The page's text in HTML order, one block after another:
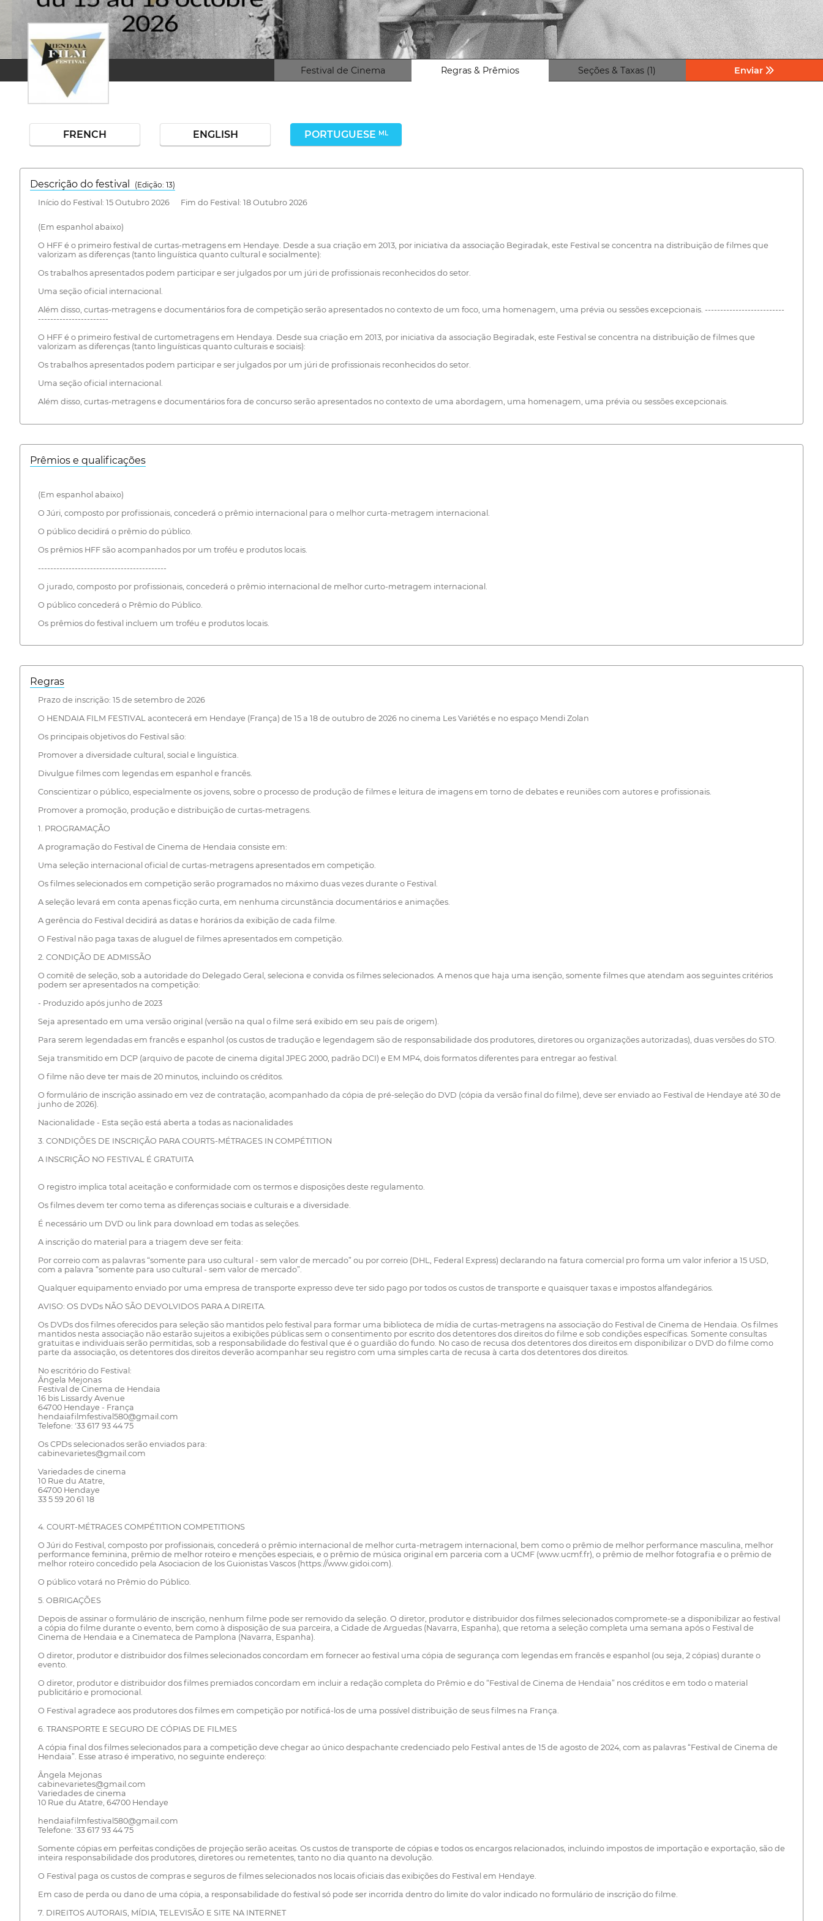
Festival de Cinema Regras & Prêmios Seções & Taxas (1) Enviar
FRENCH ENGLISH PORTUGUESE ML
Descrição do festival
(Edição: 13)
Início do Festival: 15 Outubro 2026 Fim do Festival: 18 Outubro 2026
(Em espanhol abaixo)
O HFF é o primeiro festival de curtas-metragens em Hendaye. Desde a sua criação em 2013, por iniciativa da associação Begiradak, este Festival se concentra na distribuição de filmes que
valorizam as diferenças (tanto linguística quanto cultural e socialmente):
Os trabalhos apresentados podem participar e ser julgados por um júri de profissionais reconhecidos do setor.
Uma seção oficial internacional.
Além disso, curtas-metragens e documentários fora de competição serão apresentados no contexto de um foco, uma homenagem, uma prévia ou sessões excepcionais. --------------------------
-----------------------
O HFF é o primeiro festival de curtometragens em Hendaya. Desde sua criação em 2013, por iniciativa da associação Begiradak, este Festival se concentra na distribuição de filmes que
valorizam as diferenças (tanto linguísticas quanto culturais e sociais):
Os trabalhos apresentados podem participar e ser julgados por um júri de profissionais reconhecidos do setor.
Uma seção oficial internacional.
Além disso, curtas-metragens e documentários fora de concurso serão apresentados no contexto de uma abordagem, uma homenagem, uma prévia ou sessões excepcionais.
Prêmios e qualificações
(Em espanhol abaixo)
O Júri, composto por profissionais, concederá o prêmio internacional para o melhor curta-metragem internacional.
O público decidirá o prêmio do público.
Os prêmios HFF são acompanhados por um troféu e produtos locais.
------------------------------------------
O jurado, composto por profissionais, concederá o prêmio internacional de melhor curto-metragem internacional.
O público concederá o Prêmio do Público.
Os prêmios do festival incluem um troféu e produtos locais.
Regras
Prazo de inscrição: 15 de setembro de 2026
O HENDAIA FILM FESTIVAL acontecerá em Hendaye (França) de 15 a 18 de outubro de 2026 no cinema Les Variétés e no espaço Mendi Zolan
Os principais objetivos do Festival são:
Promover a diversidade cultural, social e linguística.
Divulgue filmes com legendas em espanhol e francês.
Conscientizar o público, especialmente os jovens, sobre o processo de produção de filmes e leitura de imagens em torno de debates e reuniões com autores e profissionais.
Promover a promoção, produção e distribuição de curtas-metragens.
1. PROGRAMAÇÃO
A programação do Festival de Cinema de Hendaia consiste em:
Uma seleção internacional oficial de curtas-metragens apresentados em competição.
Os filmes selecionados em competição serão programados no máximo duas vezes durante o Festival.
A seleção levará em conta apenas ficção curta, em nenhuma circunstância documentários e animações.
A gerência do Festival decidirá as datas e horários da exibição de cada filme.
O Festival não paga taxas de aluguel de filmes apresentados em competição.
2. CONDIÇÃO DE ADMISSÃO
O comitê de seleção, sob a autoridade do Delegado Geral, seleciona e convida os filmes selecionados. A menos que haja uma isenção, somente filmes que atendam aos seguintes critérios
podem ser apresentados na competição:
- Produzido após junho de 2023
Seja apresentado em uma versão original (versão na qual o filme será exibido em seu país de origem).
Para serem legendadas em francês e espanhol (os custos de tradução e legendagem são de responsabilidade dos produtores, diretores ou organizações autorizadas), duas versões do STO.
Seja transmitido em DCP (arquivo de pacote de cinema digital JPEG 2000, padrão DCI) e EM MP4, dois formatos diferentes para entregar ao festival.
O filme não deve ter mais de 20 minutos, incluindo os créditos.
O formulário de inscrição assinado em vez de contratação, acompanhado da cópia de pré-seleção do DVD (cópia da versão final do filme), deve ser enviado ao Festival de Hendaye até 30 de
junho de 2026).
Nacionalidade - Esta seção está aberta a todas as nacionalidades
3. CONDIÇÕES DE INSCRIÇÃO PARA COURTS-MÉTRAGES IN COMPÉTITION
A INSCRIÇÃO NO FESTIVAL É GRATUITA
O registro implica total aceitação e conformidade com os termos e disposições deste regulamento.
Os filmes devem ter como tema as diferenças sociais e culturais e a diversidade.
É necessário um DVD ou link para download em todas as seleções.
A inscrição do material para a triagem deve ser feita:
Por correio com as palavras “somente para uso cultural - sem valor de mercado” ou por correio (DHL, Federal Express) declarando na fatura comercial pro forma um valor inferior a 15 USD,
com a palavra “somente para uso cultural - sem valor de mercado”.
Qualquer equipamento enviado por uma empresa de transporte expresso deve ter sido pago por todos os custos de transporte e quaisquer taxas e impostos alfandegários.
AVISO: OS DVDs NÃO SÃO DEVOLVIDOS PARA A DIREITA.
Os DVDs dos filmes oferecidos para seleção são mantidos pelo festival para formar uma biblioteca de mídia de curtas-metragens na associação do Festival de Cinema de Hendaia. Os filmes
mantidos nesta associação não estarão sujeitos a exibições públicas sem o consentimento por escrito dos detentores dos direitos do filme e sob condições específicas. Somente consultas
gratuitas e individuais serão permitidas, sob a responsabilidade do festival que é o guardião do fundo. No caso de recusa dos detentores dos direitos em disponibilizar o DVD do filme como
parte da associação, os detentores dos direitos deverão acompanhar seu registro com uma simples carta de recusa à carta dos detentores dos direitos.
No escritório do Festival:
Ângela Mejonas
Festival de Cinema de Hendaia
16 bis Lissardy Avenue
64700 Hendaye - França
hendaiafilmfestival580@gmail.com
Telefone: '33 617 93 44 75
Os CPDs selecionados serão enviados para:
cabinevarietes@gmail.com
Variedades de cinema
10 Rue du Atatre,
64700 Hendaye
33 5 59 20 61 18
4. COURT-MÉTRAGES COMPÉTITION COMPETITIONS
O Júri do Festival, composto por profissionais, concederá o prêmio internacional de melhor curta-metragem internacional, bem como o prêmio de melhor performance masculina, melhor
performance feminina, prêmio de melhor roteiro e menções especiais, e o prêmio de música original em parceria com a UCMF (www.ucmf.fr), o prêmio de melhor fotografia e o prêmio de
melhor roteiro concedido pela Asociacion de los Guionistas Vascos (https://www.gidoi.com).
O público votará no Prêmio do Público.
5. OBRIGAÇÕES
Depois de assinar o formulário de inscrição, nenhum filme pode ser removido da seleção. O diretor, produtor e distribuidor dos filmes selecionados compromete-se a disponibilizar ao festival
a cópia do filme durante o evento, bem como à disposição de sua parceira, a Cidade de Arguedas (Navarra, Espanha), que retoma a seleção completa uma semana após o Festival de
Cinema de Hendaia e a Cinemateca de Pamplona (Navarra, Espanha).
O diretor, produtor e distribuidor dos filmes selecionados concordam em fornecer ao festival uma cópia de segurança com legendas em francês e espanhol (ou seja, 2 cópias) durante o
evento.
O diretor, produtor e distribuidor dos filmes premiados concordam em incluir a redação completa do Prêmio e do “Festival de Cinema de Hendaia” nos créditos e em todo o material
publicitário e promocional.
O Festival agradece aos produtores dos filmes em competição por notificá-los de uma possível distribuição de seus filmes na França.
6. TRANSPORTE E SEGURO DE CÓPIAS DE FILMES
A cópia final dos filmes selecionados para a competição deve chegar ao único despachante credenciado pelo Festival antes de 15 de agosto de 2024, com as palavras “Festival de Cinema de
Hendaia”. Esse atraso é imperativo, no seguinte endereço:
Ângela Mejonas
cabinevarietes@gmail.com
Variedades de cinema
10 Rue du Atatre, 64700 Hendaye
hendaiafilmfestival580@gmail.com
Telefone: '33 617 93 44 75
Somente cópias em perfeitas condições de projeção serão aceitas. Os custos de transporte de cópias e todos os encargos relacionados, incluindo impostos de importação e exportação, são de
inteira responsabilidade dos produtores, diretores ou remetentes, tanto no dia quanto na devolução.
O Festival paga os custos de compras e seguros de filmes selecionados nos locais oficiais das exibições do Festival em Hendaye.
Em caso de perda ou dano de uma cópia, a responsabilidade do festival só pode ser incorrida dentro do limite do valor indicado no formulário de inscrição do filme.
7. DIREITOS AUTORAIS, MÍDIA, TELEVISÃO E SITE NA INTERNET